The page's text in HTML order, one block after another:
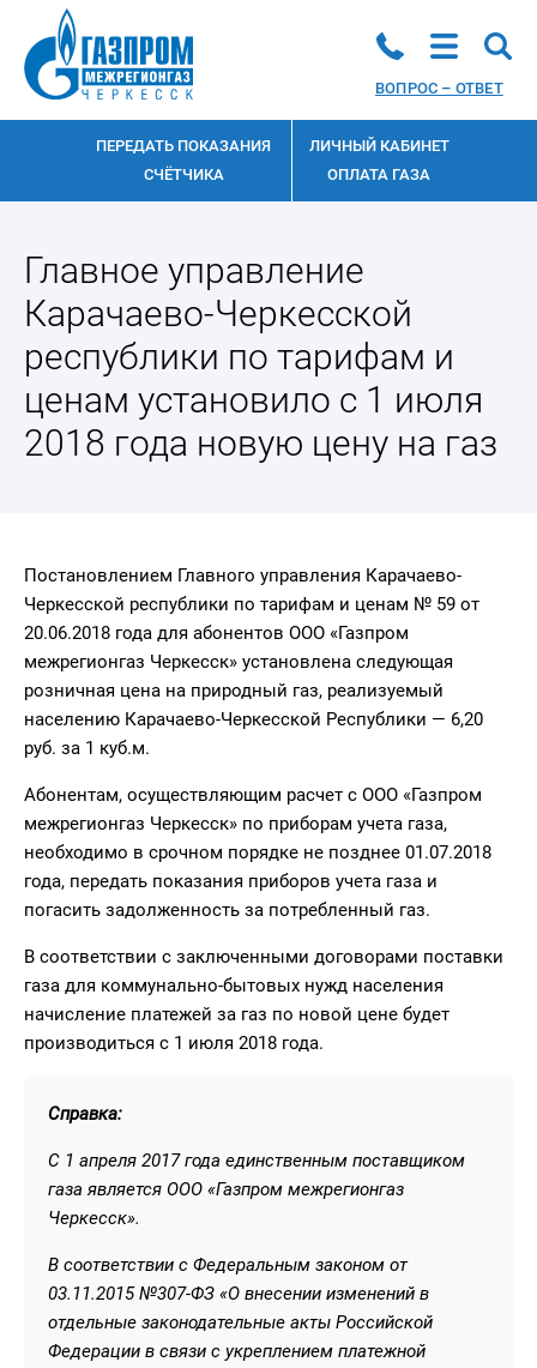
ВОПРОС – ОТВЕТ
ПЕРЕДАТЬ ПОКАЗАНИЯ
СЧЁТЧИКА
ЛИЧНЫЙ КАБИНЕТ
ОПЛАТА ГАЗА
Главное управление
Карачаево-Черкесской
республики по тарифам и
ценам установило с 1 июля
2018 года новую цену на газ
Постановлением Главного управления Карачаево-
Черкесской республики по тарифам и ценам № 59 от
20.06.2018 года для абонентов ООО «Газпром
межрегионгаз Черкесск» установлена следующая
розничная цена на природный газ, реализуемый
населению Карачаево-Черкесской Республики — 6,20
руб. за 1 куб.м.
Абонентам, осуществляющим расчет с ООО «Газпром
межрегионгаз Черкесск» по приборам учета газа,
необходимо в срочном порядке не позднее 01.07.2018
года, передать показания приборов учета газа и
погасить задолженность за потребленный газ.
В соответствии с заключенными договорами поставки
газа для коммунально-бытовых нужд населения
начисление платежей за газ по новой цене будет
производиться с 1 июля 2018 года.
Справка:
С 1 апреля 2017 года единственным поставщиком
газа является ООО «Газпром межрегионгаз
Черкесск».
В соответствии с Федеральным законом от
03.11.2015 №307-ФЗ «О внесении изменений в
отдельные законодательные акты Российской
Федерации в связи с укреплением платежной